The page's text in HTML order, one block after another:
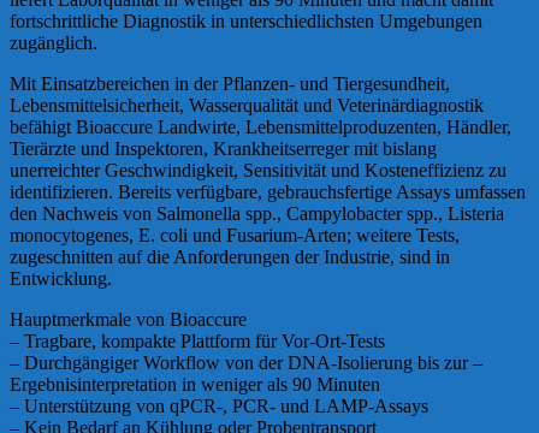
fortschrittliche Diagnostik in unterschiedlichsten Umgebungen
zugänglich.
Mit Einsatzbereichen in der Pflanzen- und Tiergesundheit,
Lebensmittelsicherheit, Wasserqualität und Veterinärdiagnostik
befähigt Bioaccure Landwirte, Lebensmittelproduzenten, Händler,
Tierärzte und Inspektoren, Krankheitserreger mit bislang
unerreichter Geschwindigkeit, Sensitivität und Kosteneffizienz zu
identifizieren. Bereits verfügbare, gebrauchsfertige Assays umfassen
den Nachweis von Salmonella spp., Campylobacter spp., Listeria
monocytogenes, E. coli und Fusarium-Arten; weitere Tests,
zugeschnitten auf die Anforderungen der Industrie, sind in
Entwicklung.
Hauptmerkmale von Bioaccure
– Tragbare, kompakte Plattform für Vor-Ort-Tests
– Durchgängiger Workflow von der DNA-Isolierung bis zur –
Ergebnisinterpretation in weniger als 90 Minuten
– Unterstützung von qPCR-, PCR- und LAMP-Assays
– Kein Bedarf an Kühlung oder Probentransport